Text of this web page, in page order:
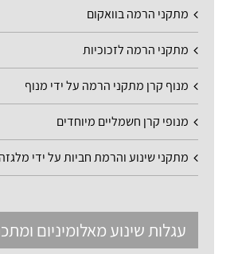
מתקני הרמה בוואקום
מתקני הרמה לזכוכיות
מנוף קרן מתקני הרמה על ידי מנוף
מנופי קרן חשמליים מיוחדים
מתקני שינוע והרמת חביות על ידי
עגלות שינוע מאלומיניום